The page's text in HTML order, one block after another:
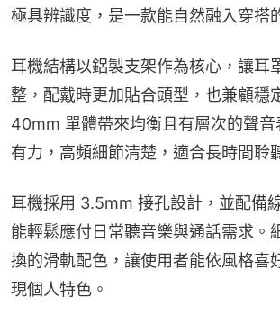
極具辨識度，是一款能自然融入穿搭
耳機結構以鋁製支架作為核心，讓耳
整，配戴時更加貼合頭型，也兼顧穩
40mm 單體帶來均衡且有層次的聲
有力，高頻細節清楚，適合長時間聆
耳機採用 3.5mm 接孔設計，並配備
能輕鬆應付日常聽音樂與通話需求。
換的滑軌配色，讓使用者能依風格喜
現個人特色。